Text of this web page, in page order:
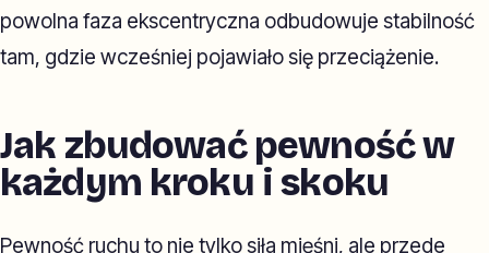
powolna faza ekscentryczna odbudowuje stabilność
tam, gdzie wcześniej pojawiało się przeciążenie.
Jak zbudować pewność w
każdym kroku i skoku
Pewność ruchu to nie tylko siła mięśni, ale przede